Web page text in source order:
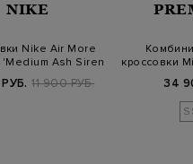
NIKE
Nike Air More
'Medium Ash Siren
Red…
11 900 РУБ.
кроссовки
и
34